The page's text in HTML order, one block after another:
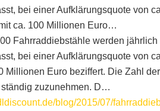
bei einer Aufklärungsquote von
ca. 100 Millionen Euro…
Fahrraddiebstähle werden
bei einer Aufklärungsquote von
Millionen Euro beziffert. Die Zahl
zuzunehmen. D…
blog/2015/07/